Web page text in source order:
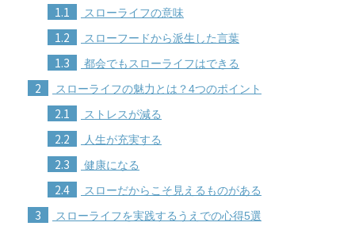
1.1 スローライフの意味
1.2 スローフードから派生した言葉
1.3 都会でもスローライフはできる
2 スローライフの魅力とは？4つのポイント
2.1 ストレスが減る
2.2 人生が充実する
2.3 健康になる
2.4 スローだからこそ見えるものがある
3 スローライフを実践するうえでの心得5選